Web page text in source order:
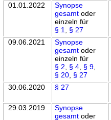
01.01.2022
Synopse
gesamt oder
einzeln für
§ 1
§ 27
09.06.2021
Synopse
gesamt oder
einzeln für
§ 2
§ 4 § 9
§ 20 § 27
30.06.2020 § 27
29.03.2019
Synopse
gesamt oder